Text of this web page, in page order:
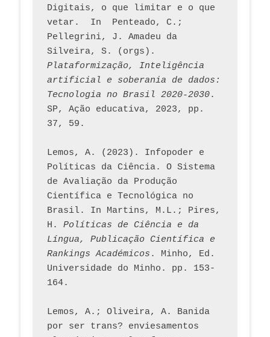
Digitais, o que limitar e o que
vetar.  In  Penteado, C.;
Pellegrini, J. Amadeu da
Plataformização, Inteligência
artificial e soberania de dados:
Tecnologia no Brasil 2020-2030.
SP, Ação educativa, 2023, pp.
37, 59.
Lemos, A. (2023). Infopoder e
Políticas da Ciência. O Sistema
de Avaliação da Produção
Científica e Tecnológica no
Brasil. In Martins, M.L.; Pires,
H. Políticas de Ciência e da
Língua, Publicação Científica e
Rankings Académicos . Minho, Ed.
Universidade do Minho. pp. 153-
164.
Lemos, A.; Oliveira, A. Banida
por ser trans? enviesamentos